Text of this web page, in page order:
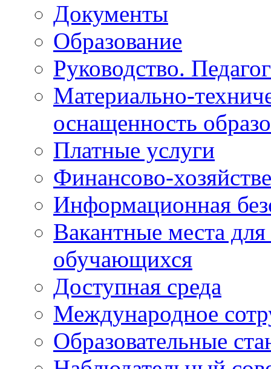
Документы
Образование
Руководство.
Материально-
оснащенность
Платные услуги
Финансово-
Информационная
Вакантные места
обучающихся
Доступная среда
Международное
Образовательные